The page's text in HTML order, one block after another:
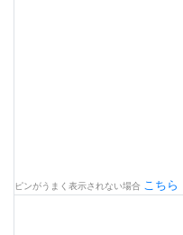
ピンがうまく表示されない場合 こちら